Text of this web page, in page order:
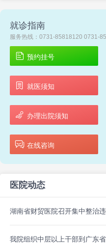
就诊指南
服务热线：0731-85818120 0731-
预约挂号
就医须知
办理出院须知
在线咨询
医院动态
湖南省财贸医院召开集中整治
我院组织中层以上干部到广东